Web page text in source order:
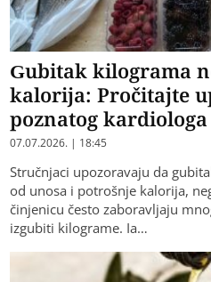
Gubitak kilograma
kalorija: Pročitajte
poznatog kardiologa
07.07.2026. | 18:45
Stručnjaci upozoravaju da
od unosa i potrošnje kalorija,
činjenicu često zaboravljaju
izgubiti kilograme. Ia…